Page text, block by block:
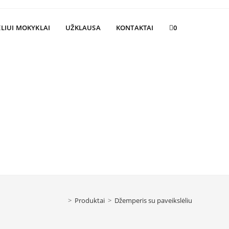
MOKYKLAI UŽKLAUSA KONTAKTAI 0
> Produktai > Džemperis su paveikslėliu